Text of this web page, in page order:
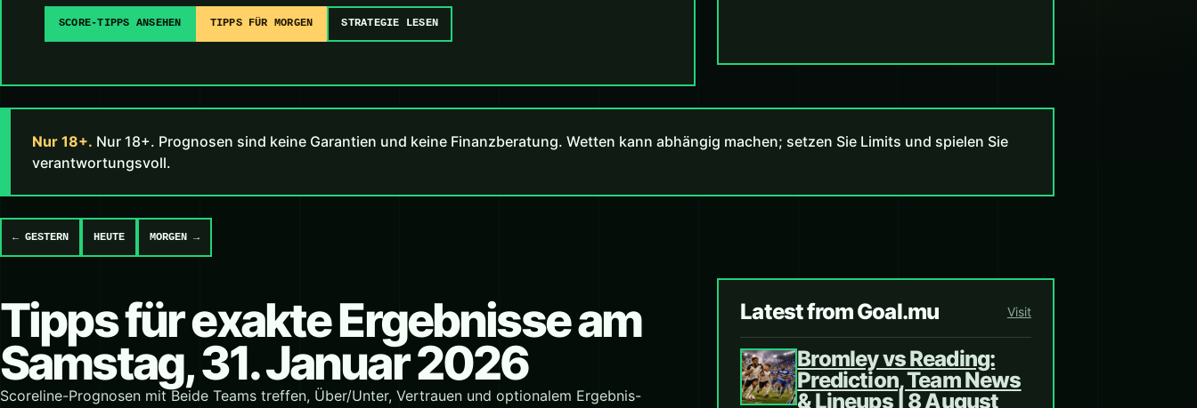
SCORE-TIPPS ANSEHEN TIPPS FÜR MORGEN STRATEGIE LESEN
Nur 18+. Nur 18+. Prognosen sind keine Garantien und keine Finanzberatung. Wetten kann abhängig machen; setzen Sie Limits und spielen Sie
verantwortungsvoll.
← GESTERN HEUTE MORGEN →
Tipps für exakte Ergebnisse am
Samstag, 31. Januar 2026
Scoreline-Prognosen mit Beide Teams treffen, Über/Unter, Vertrauen und optionalem Ergebnis-
Latest from Goal.mu Visit
Bromley vs Reading:
Prediction, Team News
& Lineups | 8 August